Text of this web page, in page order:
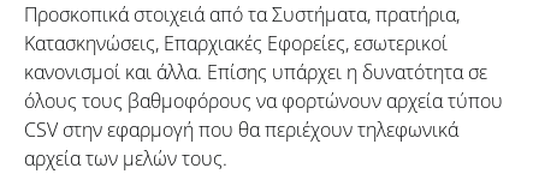
Προσκοπικά στοιχειά από τα Συστήματα, πρατήρια,
Κατασκηνώσεις, Επαρχιακές Εφορείες, εσωτερικοί
κανονισμοί και άλλα. Επίσης υπάρχει η δυνατότητα σε
όλους τους βαθμοφόρους να φορτώνουν αρχεία τύπου
CSV στην εφαρμογή που θα περιέχουν τηλεφωνικά
αρχεία των μελών τους.